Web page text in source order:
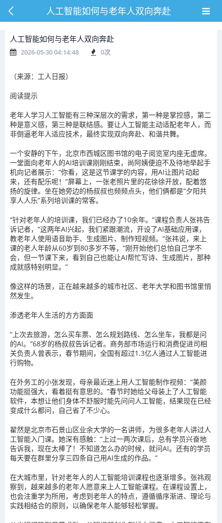
人工智能如何与老年人双向奔赴
人工智能如何与老年人双向奔赴
2026-05-30 04:14:48 0次
（来源：工人日报）
阅读提示
老年人学习人工智能有三种深层次的需求，第一种是掌控感，第二
种是意义感，第三种是联结感。要让人工智能主动适配老年人，而
非倒逼老年人适应技术，最终实现双向奔赴、和谐共舞。
一个安静的下午，北京市西城区图书馆的电子阅览室内座无虚席。
一堂面向老年人的AI培训课刚刚结束，尚阿姨便迫不及待地举起手
机向记者展示：“你看，这是这节课学的内容，用AI让图片动起
来，还有配乐呢！”屏幕上，一张老照片里的花徐徐开放，配着悠
扬的旋律。坐在她旁边的杨叔叔也频频点头，他们俩都是“夕阳共
享人人乐”系列培训课的常客。
“针对老年人的培训课，我们已经办了10余年。”课程负责人张祎告
诉记者，“这两年AI兴起，我们紧跟潮流，开设了AI基础应用课，
教老年人使用语音助手、生成图片、制作短视频。”张祎说，来上
课的老人年龄从60岁到80多岁不等，“刚开始他们总怕自己学不
会，但一节课下来，看到自己也能让AI帮忙写诗、生成图片，那种
成就感特别明显。”
像这样的场景，正在越来越多的城市社区、老年大学和图书馆里悄
然发生。
渗透老年人生活的方方面面
“上次去旅游，怎么买车票、怎么规划路线、怎么坐车，我都是问
的AI。”68岁的杨叔叔告诉记者。商务部市场运行和消费促进司相
关负责人曾表示，春节期间，全国有超过1.3亿人通过人工智能进
行购物。
在外务工的小张发现，母亲最近迷上用人工智能制作视频：“美颜
功能挺强大，看着挺有意思的。”春节时她给父母装上了人工智能
软件，本想让他们身体不舒服时能先问问人工智能，结果现在已经
变成什么都问，自己省了不少心。
翟然是北京市石景山区业余大学的一名讲师，为很多老年人讲过人
工智能入门课。她深有感触：“上过一两次课后，总有学员兴奋地
告诉我，现在太棒了！不知道怎么办的时候，就问AI。还有的学员
每天要在群里分享三四条自己用AI生成的作品。”
在大城市里，针对老年人的人工智能培训课程也逐渐增多。张祎观
察到，越来越多的老年人愿意来上人工智能课程。在课程设置上，
也会注重学为所用，考虑到老年人的特点，遵循循序渐进、理论与
实践相结合的原则，以确保老年人能够轻松掌握。